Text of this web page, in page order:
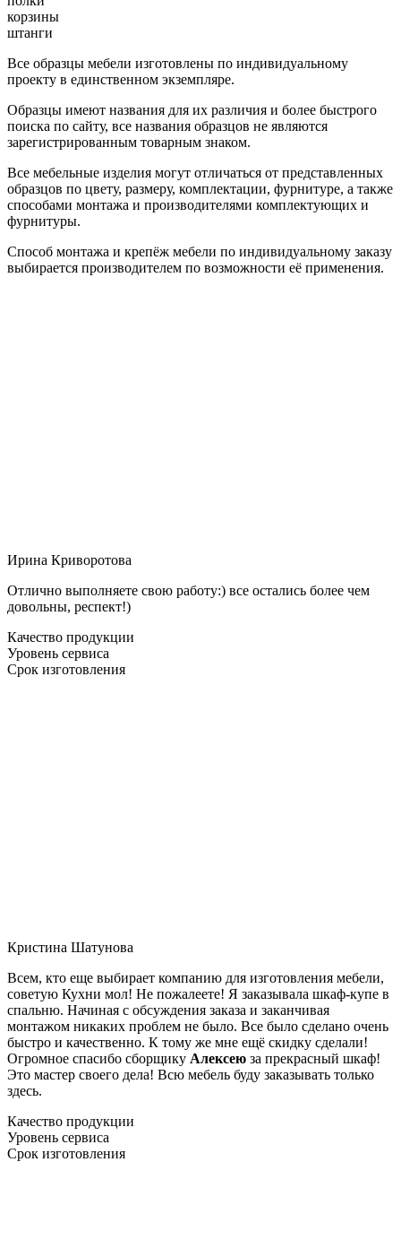
корзины
штанги
Все образцы мебели изготовлены по индивидуальному
проекту в единственном экземпляре.
Образцы имеют названия для их различия и более быстрого
поиска по сайту, все названия образцов не являются
зарегистрированным товарным знаком.
Все мебельные изделия могут отличаться от представленных
образцов по цвету, размеру, комплектации, фурнитуре, а также
способами монтажа и производителями комплектующих и
фурнитуры.
Способ монтажа и крепёж мебели по индивидуальному заказу
выбирается производителем по возможности её применения.
Ирина Криворотова
Отлично выполняете свою работу:) все остались более чем
довольны, респект!)
Качество продукции
Уровень сервиса
Срок изготовления
Кристина Шатунова
Всем, кто еще выбирает компанию для изготовления мебели,
советую Кухни мол! Не пожалеете! Я заказывала шкаф-купе в
спальню. Начиная с обсуждения заказа и заканчивая
монтажом никаких проблем не было. Все было сделано очень
быстро и качественно. К тому же мне ещё скидку сделали!
Огромное спасибо сборщику Алексею за прекрасный шкаф!
Это мастер своего дела! Всю мебель буду заказывать только
здесь.
Качество продукции
Уровень сервиса
Срок изготовления